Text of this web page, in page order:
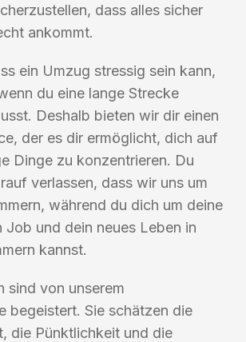
dass alles sicher
ankommt.
ein Umzug stressig sein kann,
du eine lange Strecke
Deshalb bieten wir dir einen
der es dir ermöglicht, dich auf
Dinge zu konzentrieren. Du
verlassen, dass wir uns um
während du dich um deine
Job und dein neues Leben in
kannst.
sind von unserem
begeistert. Sie schätzen die
die Pünktlichkeit und die